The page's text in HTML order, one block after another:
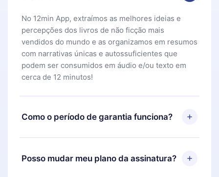
No 12min App, extraímos as melhores ideias e
percepções dos livros de não ficção mais
vendidos do mundo e as organizamos em resumos
com narrativas únicas e autossuficientes que
podem ser consumidos em áudio e/ou texto em
cerca de 12 minutos!
Como o período de garantia funciona?
Você pode baixar nosso aplicativo e começar a
aproveitar nossa biblioteca. Se por algum motivo
não ficar satisfeito com nossa plataforma, basta
Posso mudar meu plano da assinatura?